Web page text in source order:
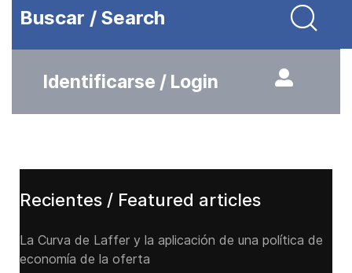
Buscar / Search
Identificarse / Login
Recientes / Featured articles
La Curva de Laffer y la aplicación de una política de
economía de la oferta